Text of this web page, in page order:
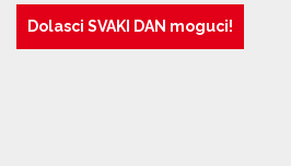
Dolasci SVAKI DAN moguci!